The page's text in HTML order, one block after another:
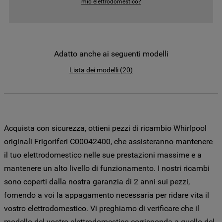
mio elettrodomestico?
Adatto anche ai seguenti modelli
Lista dei modelli (20)
Acquista con sicurezza, ottieni pezzi di ricambio Whirlpool
originali Frigoriferi C00042400, che assisteranno mantenere
il tuo elettrodomestico nelle sue prestazioni massime e a
mantenere un alto livello di funzionamento. I nostri ricambi
sono coperti dalla nostra garanzia di 2 anni sui pezzi,
fornendo a voi la appagamento necessaria per ridare vita il
vostro elettrodomestico. Vi preghiamo di verificare che il
come la Società utilizza i cookie o per
Per maggiori informazioni su come la
raccolti tramite i cookie consulta
impostazioni predefinite che non
consentono l’utilizzo di cookie diversi dai
cookie tecnici. Cliccando sul pulsante
"ACCETTO TUTTI I COOKIES", acconsenti
all'utilizzo di tutti i nostri cookie e alla
condivisione dei tuoi dati con terze parti
per tali finalità. Accedendo alla sezione
“VOGLIO DEFINIRE LE MIE PREFERENZE
SUI COOKIE”, potrai impostare in modo